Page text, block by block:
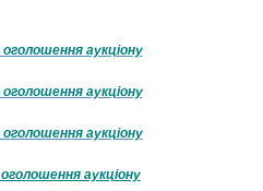
аукціону
аукціону
аукціону
аукціону